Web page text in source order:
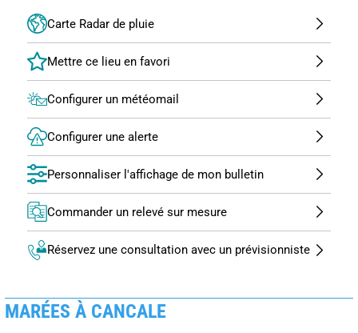
Carte Radar de pluie
Configurer un météomail
Configurer une alerte
Personnaliser l'affichage de mon bulletin
Commander un relevé sur mesure
Réservez une consultation avec un prévisionniste
MARÉES À CANCALE